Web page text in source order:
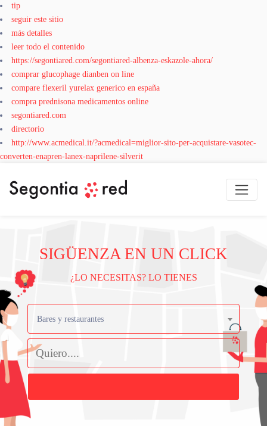
tip
seguir este sitio
más detalles
leer todo el contenido
https://segontiared.com/segontiared-albenza-eskazole-ahora/
comprar glucophage dianben on line
compare flexeril yurelax generico en españa
compra prednisona medicamentos online
segontiared.com
directorio
http://www.acmedical.it/?acmedical=miglior-sito-per-acquistare-vasotec-
converten-enapren-lanex-naprilene-silverit
SIGÜENZA EN UN CLICK
¿LO NECESITAS? LO TIENES
Bares y restaurantes